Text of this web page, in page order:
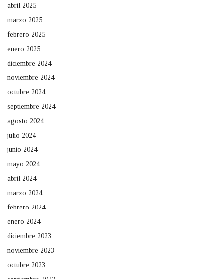
abril 2025
marzo 2025
febrero 2025
enero 2025
diciembre 2024
noviembre 2024
octubre 2024
septiembre 2024
agosto 2024
julio 2024
junio 2024
mayo 2024
abril 2024
marzo 2024
febrero 2024
enero 2024
diciembre 2023
noviembre 2023
octubre 2023